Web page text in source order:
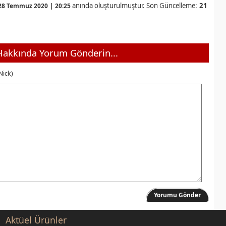
Temmuz 2020 | 20:25anında oluşturulmuştur. Son Güncelleme: 21
Yorum Gönderin...
Yorumu Gönder
Aktüel Ürünler